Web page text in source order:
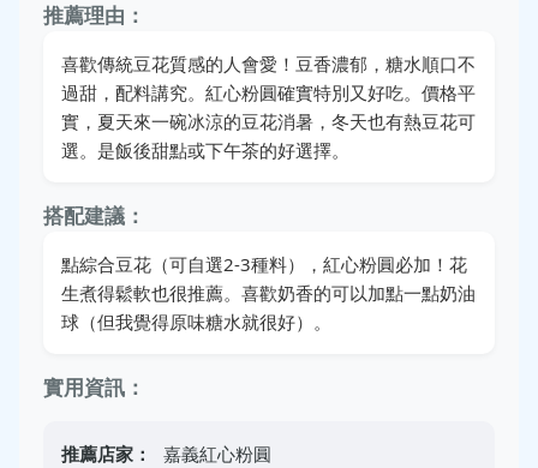
推薦理由：
喜歡傳統豆花質感的人會愛！豆香濃郁，糖水順口不
過甜，配料講究。紅心粉圓確實特別又好吃。價格平
實，夏天來一碗冰涼的豆花消暑，冬天也有熱豆花可
選。是飯後甜點或下午茶的好選擇。
搭配建議：
點綜合豆花（可自選2-3種料），紅心粉圓必加！花
生煮得鬆軟也很推薦。喜歡奶香的可以加點一點奶油
球（但我覺得原味糖水就很好）。
實用資訊：
推薦店家：
嘉義紅心粉圓